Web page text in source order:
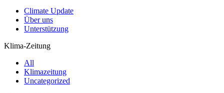
Climate Update
Über uns
Unterstützung
Klima-Zeitung
All
Klimazeitung
Uncategorized